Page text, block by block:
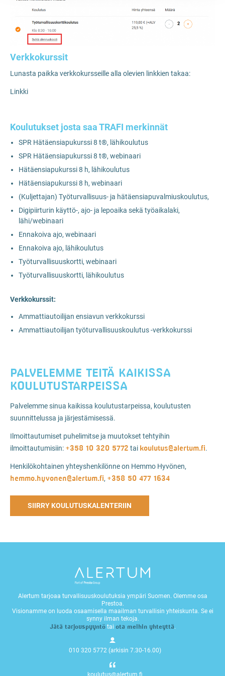
Verkkokurssit
Lunasta paikka verkkokursseille alla olevien linkkien takaa:
Linkki
Koulutukset josta saa TRAFI merkinnät
SPR Hätäensiapukurssi 8 t®, lähikoulutus
SPR Hätäensiapukurssi 8 t®, webinaari
Hätäensiapukurssi 8 h, lähikoulutus
Hätäensiapukurssi 8 h, webinaari
(Kuljettajan) Työturvallisuus- ja hätäensiapuvalmiuskoulutus,
Digipiirturin käyttö-, ajo- ja lepoaika sekä työaikalaki,
lähi/webinaari
Ennakoiva ajo, webinaari
Ennakoiva ajo, lähikoulutus
Työturvallisuuskortti, webinaari
Työturvallisuuskortti, lähikoulutus
Verkkokurssit:
Ammattiautoilijan ensiavun verkkokurssi
Ammattiautoilijan työturvallisuuskoulutus -verkkokurssi
PALVELEMME TEITÄ KAIKISSA
KOULUTUSTARPEISSA
Palvelemme sinua kaikissa koulutustarpeissa, koulutusten
suunnittelussa ja järjestämisessä.
Ilmoittautumiset puhelimitse ja muutokset tehtyihin
ilmoittautumisiin: +358 10 320 5772 tai koulutus@alertum.fi.
Henkilökohtainen yhteyshenkilönne on Hemmo Hyvönen,
hemmo.hyvonen@alertum.fi, +358 50 477 1634
SIIRRY KOULUTUSKALENTERIIN
Alertum tarjoaa turvallisuuskoulutuksia ympäri Suomen. Olemme osa
Prestoa.
Visionamme on luoda osaamisella maailman turvallisin yhteiskunta. Se ei
synny ilman tekoja.
Jätä tarjouspyyntötai ota meihin yhteyttä.
010 320 5772 (arkisin 7.30-16.00)
koulutus@alertum.fi